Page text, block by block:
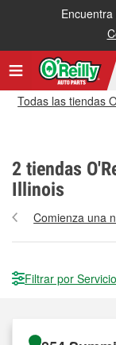
Todas las tiendas
2 tiendas
Illinois
Comienza una
Filtrar por